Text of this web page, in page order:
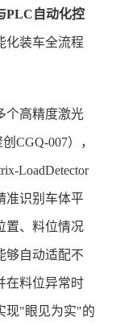
PLC自动化控
化装车全流程
个高精度激光
CGQ-007），
LoadDetector
准识别车体平
置、料位情况
够自动适配不
在料位异常时
现"眼见为实"的